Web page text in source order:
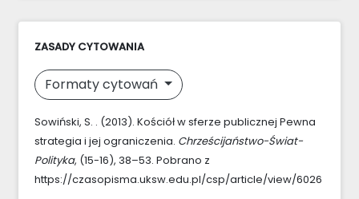
ZASADY CYTOWANIA
Formaty cytowań
Sowiński, S. . (2013). Kościół w sferze publicznej Pewna
strategia i jej ograniczenia. Chrześcijaństwo-Świat-
Polityka, (15-16), 38–53. Pobrano z
https://czasopisma.uksw.edu.pl/csp/article/view/6026